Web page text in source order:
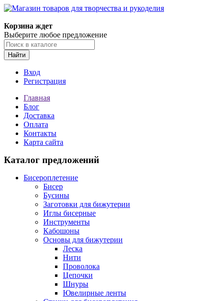
Корзина ждет
Выберите любое предложение
Найти
Вход
Регистрация
Главная
Блог
Доставка
Оплата
Контакты
Карта сайта
Каталог предложений
Бисероплетение
Бисер
Бусины
Заготовки для бижутерии
Иглы бисерные
Инструменты
Кабошоны
Основы для бижутерии
Леска
Нити
Проволока
Цепочки
Шнуры
Ювелирные ленты